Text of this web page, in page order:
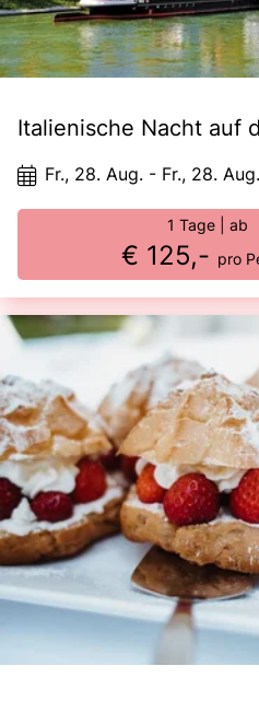
Italienische Nacht auf
Fr., 28. Aug. - Fr., 28.
1 Tage | ab
€ 125,- pro